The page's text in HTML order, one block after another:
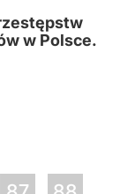
w Polsce.